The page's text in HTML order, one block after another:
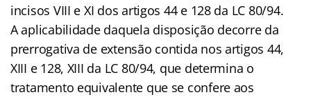
incisos VIII e XI dos artigos 44 e 128 da LC 80/94.
A aplicabilidade daquela disposição decorre da
prerrogativa de extensão contida nos artigos 44,
XIII e 128, XIII da LC 80/94, que determina o
tratamento equivalente que se confere aos